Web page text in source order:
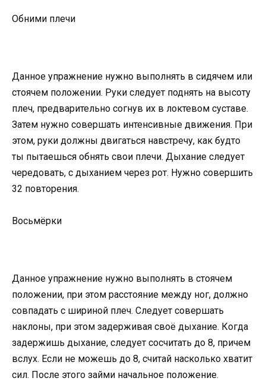
Обними плечи
Данное упражнение нужно выполнять в сидячем или
стоячем положении. Руки следует поднять на высоту
плеч, предварительно согнув их в локтевом суставе.
Затем нужно совершать интенсивные движения. При
этом, руки должны двигаться навстречу, как будто
ты пытаешься обнять свои плечи. Дыхание следует
чередовать, с дыханием через рот. Нужно совершить
32 повторения.
Восьмёрки
Данное упражнение нужно выполнять в стоячем
положении, при этом расстояние между ног, должно
совпадать с шириной плеч. Следует совершать
наклоны, при этом задерживая своё дыхание. Когда
задержишь дыхание, следует сосчитать до 8, причем
вслух. Если не можешь до 8, считай насколько хватит
сил. После этого займи начальное положение.